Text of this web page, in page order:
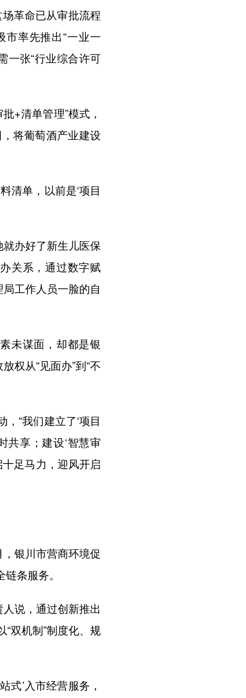
革命已从审批流程
率先推出“一业一
一张“行业综合许可
+清单管理”模式，
将葡萄酒产业建设
清单，以前是‘项目
办好了新生儿医保
关系，通过数字赋
工作人员一脸的自
未谋面，却都是银
权从“见面办”到“不
“我们建立了‘项目
共享；建设‘智慧审
足马力，迎风开启
银川市营商环境促
条服务。
说，通过创新推出
双机制”制度化、规
’入市经营服务，